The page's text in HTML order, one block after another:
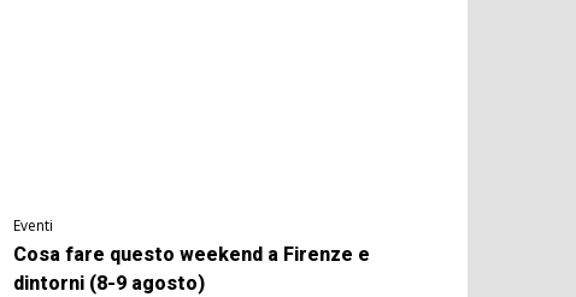
Eventi
Cosa fare questo weekend a Firenze e
dintorni (8-9 agosto)